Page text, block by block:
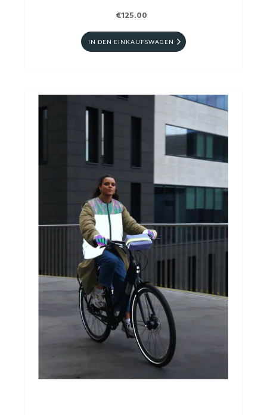
€125.00
IN DEN EINKAUFSWAGEN